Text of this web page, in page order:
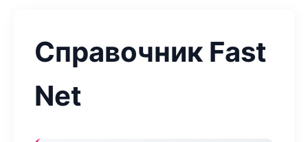
Справочник Fast
Net